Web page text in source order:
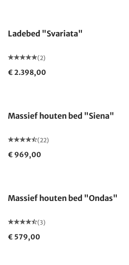
Ladebed "Svariata"
(2)
€ 2.398,00
Massief houten bed "Siena"
(22)
€ 969,00
Massief houten bed "Ondas"
(3)
€ 579,00